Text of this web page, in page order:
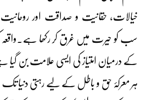
خیالات، حقانیت و صداقت اور
سب کو حیرت میں غرق کر رکھا ہے۔واقعہ
کے درمیان امتیاز کی ایسی علامت بن
ہر معرکۂ حق و باطل کے لیے رہتی دنیا